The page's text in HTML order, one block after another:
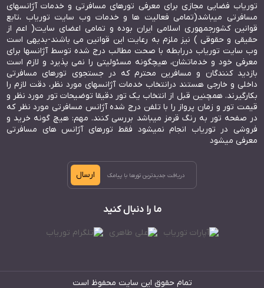
توریاب فضایی مجازی برای معرفی تورهای مسافرتی و خدمات آژانسهای
مسافرتی میباشد(تمامی فعالیت ها و خدمات وب سایت توریاب ،تابع
قوانین کشورجمهوری اسلامی ایران بوده و تمامی اعضای سایت( اعم از
حقیقی و حقوقی ) نیز ملزم به رعایت این قوانین می باشند-بدیهی است
وب سایت توریاب دررابطه با صحت مطالب درج شده توسط آژانسها برای
معرفی خود و خدماتشان، هیچگونه مسئولیتی را نمی پذیرد و لازم است
بازدید کنندگان و مسافرین محترم که در جستجوی تورهای مسافرتی
داخلی و خارجی هستند درانتخاب خدمات آژانسهای مورد نظر، دقت لازم را
بکارگیرند. همچنین قبل از انتخاب یک تور دقیقا توضیحات تور مورد نظر و
قیمت تور و زمان پرواز را با تلفن درج شده آژانس مسافرتی مورد نظر که
در صفحه تور به رنگ قرمز میباشد بررسی کنند. مهم: هیچ گونه خرید و
فروشی در توریاب انجام نمیشود فقط تورهای آژانس های مسافرتی
معرفی میشود
ارسال
ما را دنبال کنید
تمام حقوق این سایت محفوظ است